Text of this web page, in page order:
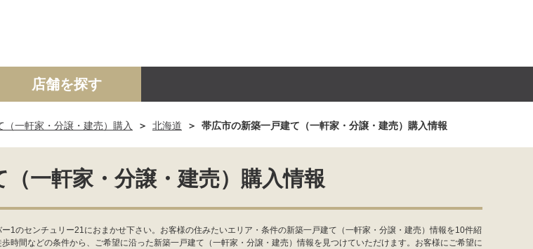
ン 土地 事業投資用
店舗を探す
（一軒家・分譲・建売）購入 北海道 帯広市の新築一戸建て（一軒家・分譲・建売）購入情報
一軒家・分譲・建売）購入情報
1のセンチュリー21におまかせ下さい。お客様の住みたいエリア・条件の新築一戸建て（一軒家・分譲・建売）情報を10件紹
間などの条件から、ご希望に沿った新築一戸建て（一軒家・分譲・建売）情報を見つけていただけます。お客様にご希望に